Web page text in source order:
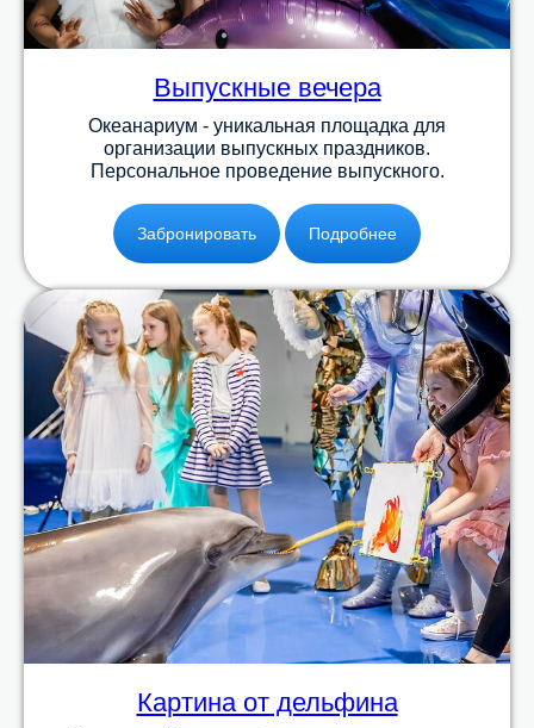
Выпускные вечера
Океанариум - уникальная площадка для
организации выпускных праздников.
Персональное проведение выпускного.
Забронировать Подробнее
Картина от дельфина